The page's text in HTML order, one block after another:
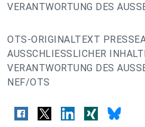
VERANTWORTUNG DES
OTS-ORIGINALTEXT
AUSSCHLIESSLICHER
VERANTWORTUNG DES
NEF/OTS